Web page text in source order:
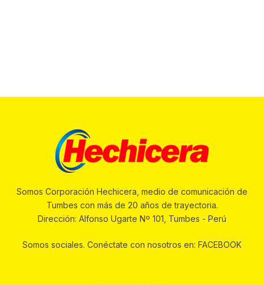
Somos Corporación Hechicera, medio de comunicación de
Tumbes con más de 20 años de trayectoria.
Dirección: Alfonso Ugarte Nº 101, Tumbes - Perú
Somos sociales. Conéctate con nosotros en: FACEBOOK